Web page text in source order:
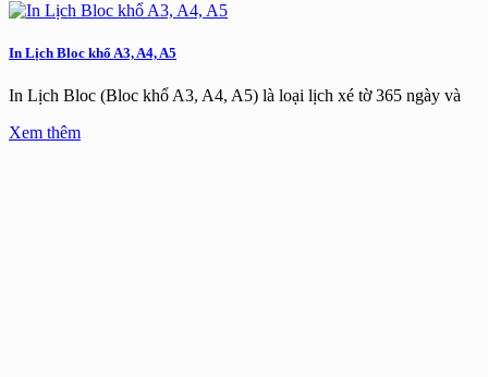
In Lịch Bloc khổ A3, A4, A5
In Lịch Bloc (Bloc khổ A3, A4, A5) là loại lịch xé tờ 365 ngày và
Xem thêm